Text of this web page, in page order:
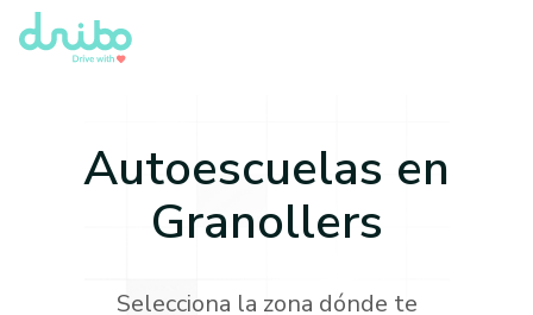
Autoescuelas en
Granollers
Selecciona la zona dónde te